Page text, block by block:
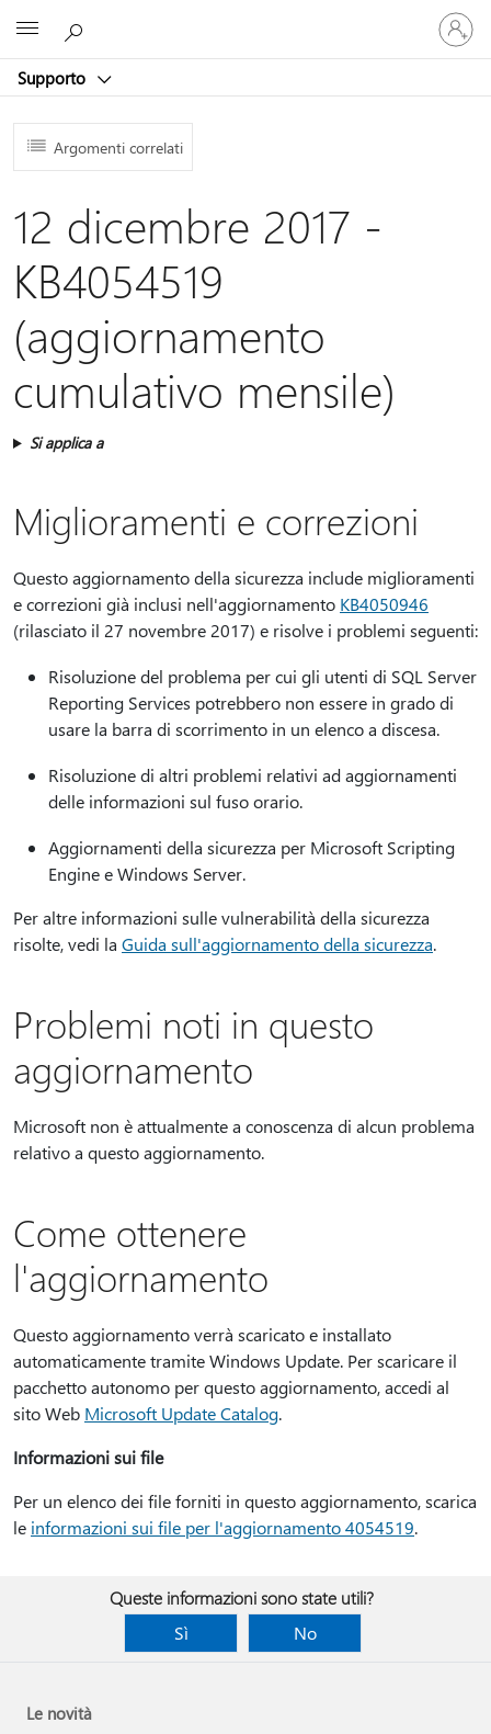
Supporto
Accedi
con
il
account
Argomenti correlati
12 dicembre 2017 -
KB4054519
(aggiornamento
cumulativo mensile)
Si applica a
Miglioramenti e correzioni
Questo aggiornamento della sicurezza include miglioramenti
e correzioni già inclusi nell'aggiornamento KB4050946
(rilasciato il 27 novembre 2017) e risolve i problemi seguenti:
Risoluzione del problema per cui gli utenti di SQL Server
Reporting Services potrebbero non essere in grado di
usare la barra di scorrimento in un elenco a discesa.
Risoluzione di altri problemi relativi ad aggiornamenti
delle informazioni sul fuso orario.
Aggiornamenti della sicurezza per Microsoft Scripting
Engine e Windows Server.
Per altre informazioni sulle vulnerabilità della sicurezza
risolte, vedi la Guida sull'aggiornamento della sicurezza.
Problemi noti in questo
aggiornamento
Microsoft non è attualmente a conoscenza di alcun problema
relativo a questo aggiornamento.
Come ottenere
l'aggiornamento
Questo aggiornamento verrà scaricato e installato
automaticamente tramite Windows Update. Per scaricare il
pacchetto autonomo per questo aggiornamento, accedi al
sito Web Microsoft Update Catalog.
Informazioni sui file
Per un elenco dei file forniti in questo aggiornamento, scarica
le informazioni sui file per l'aggiornamento 4054519.
Queste informazioni sono state utili?
Sì
No
Le novità